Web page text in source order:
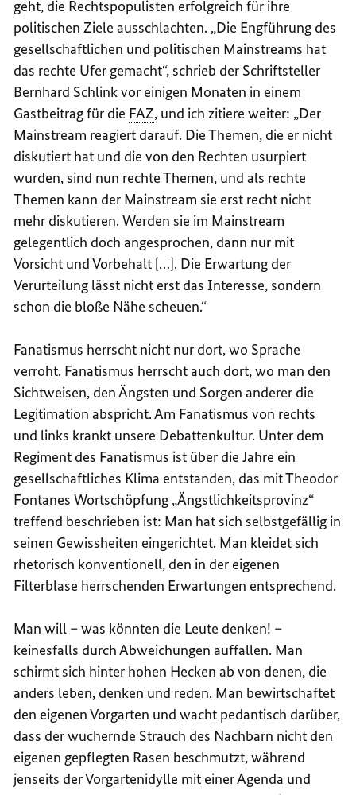
geht, die Rechtspopulisten erfolgreich für ihre
politischen Ziele ausschlachten. „Die Engführung des
gesellschaftlichen und politischen Mainstreams hat
das rechte Ufer gemacht“, schrieb der Schriftsteller
Bernhard Schlink vor einigen Monaten in einem
Gastbeitrag für die FAZ, und ich zitiere weiter: „Der
Mainstream reagiert darauf. Die Themen, die er nicht
diskutiert hat und die von den Rechten usurpiert
wurden, sind nun rechte Themen, und als rechte
Themen kann der Mainstream sie erst recht nicht
mehr diskutieren. Werden sie im Mainstream
gelegentlich doch angesprochen, dann nur mit
Vorsicht und Vorbehalt […]. Die Erwartung der
Verurteilung lässt nicht erst das Interesse, sondern
schon die bloße Nähe scheuen.“
Fanatismus herrscht nicht nur dort, wo Sprache
verroht. Fanatismus herrscht auch dort, wo man den
Sichtweisen, den Ängsten und Sorgen anderer die
Legitimation abspricht. Am Fanatismus von rechts
und links krankt unsere Debattenkultur. Unter dem
Regiment des Fanatismus ist über die Jahre ein
gesellschaftliches Klima entstanden, das mit Theodor
Fontanes Wortschöpfung „Ängstlichkeitsprovinz“
treffend beschrieben ist: Man hat sich selbstgefällig in
seinen Gewissheiten eingerichtet. Man kleidet sich
rhetorisch konventionell, den in der eigenen
Filterblase herrschenden Erwartungen entsprechend.
Man will – was könnten die Leute denken! –
keinesfalls durch Abweichungen auffallen. Man
schirmt sich hinter hohen Hecken ab von denen, die
anders leben, denken und reden. Man bewirtschaftet
den eigenen Vorgarten und wacht pedantisch darüber,
dass der wuchernde Strauch des Nachbarn nicht den
eigenen gepflegten Rasen beschmutzt, während
jenseits der Vorgartenidylle mit einer Agenda und